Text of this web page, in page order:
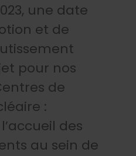
une date
et de
pour nos
de
:
des
au sein de